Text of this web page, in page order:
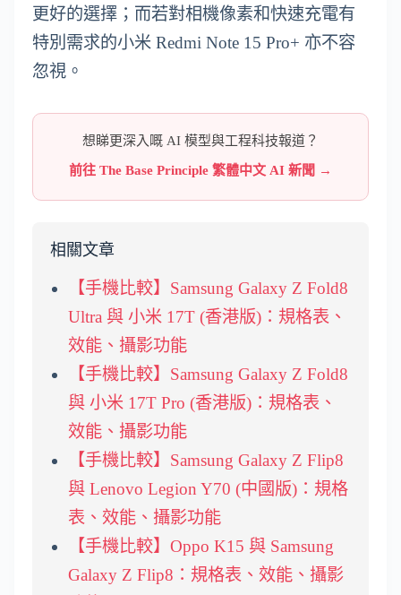
更好的選擇；而若對相機像素和快速充電有
特別需求的小米 Redmi Note 15 Pro+ 亦不容
忽視。
想睇更深入嘅 AI 模型與工程科技報道？
前往 The Base Principle 繁體中文 AI 新聞 →
相關文章
【手機比較】Samsung Galaxy Z Fold8
Ultra 與 小米 17T (香港版)：規格表、
效能、攝影功能
【手機比較】Samsung Galaxy Z Fold8
與 小米 17T Pro (香港版)：規格表、
效能、攝影功能
【手機比較】Samsung Galaxy Z Flip8
與 Lenovo Legion Y70 (中國版)：規格
表、效能、攝影功能
【手機比較】Oppo K15 與 Samsung
Galaxy Z Flip8：規格表、效能、攝影